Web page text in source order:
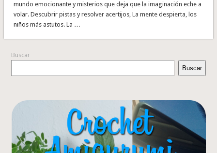
mundo emocionante y misterios que deja que la imaginación eche a
volar. Descubrir pistas y resolver acertijos, La mente despierta, los
niños más astutos. La …
Buscar
Buscar